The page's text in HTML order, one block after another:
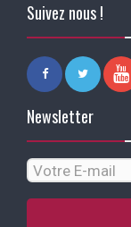
Suivez nous !
Newsletter